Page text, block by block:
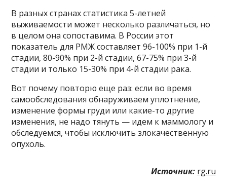
В разных странах статистика 5-летней
выживаемости может несколько различаться, но
в целом она сопоставима. В России этот
показатель для РМЖ составляет 96-100% при 1-й
стадии, 80-90% при 2-й стадии, 67-75% при 3-й
стадии и только 15-30% при 4-й стадии рака.
Вот почему повторю еще раз: если во время
самообследования обнаруживаем уплотнение,
изменение формы груди или какие-то другие
изменения, не надо тянуть — идем к маммологу и
обследуемся, чтобы исключить злокачественную
опухоль.
Источник: rg.ru